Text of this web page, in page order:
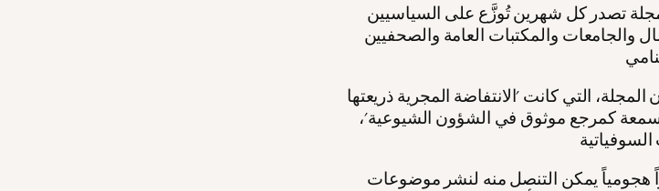
تصدر كل شهرين تُوزَّع على السياسيين
والجامعات والمكتبات العامة والصحفيين
التي كانت 'الانتفاضة المجرية ذريعتها
'سمعة كمرجع موثوق في الشؤون الشيوعية'،
هجومياً يمكن التنصل منه لنشر موضوعات